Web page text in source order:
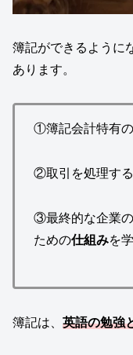
簿記ができるように
あります。
①簿記会計特有の
②取引を処理す
③最終的な企業
ための仕組みを
簿記は、 英語の勉強